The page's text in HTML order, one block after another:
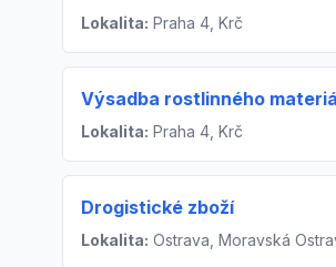
Lokalita: Praha 4, Krč
Výsadba rostlinného
Lokalita: Praha 4, Krč
Drogistické zboží
Lokalita: Ostrava, Moravská